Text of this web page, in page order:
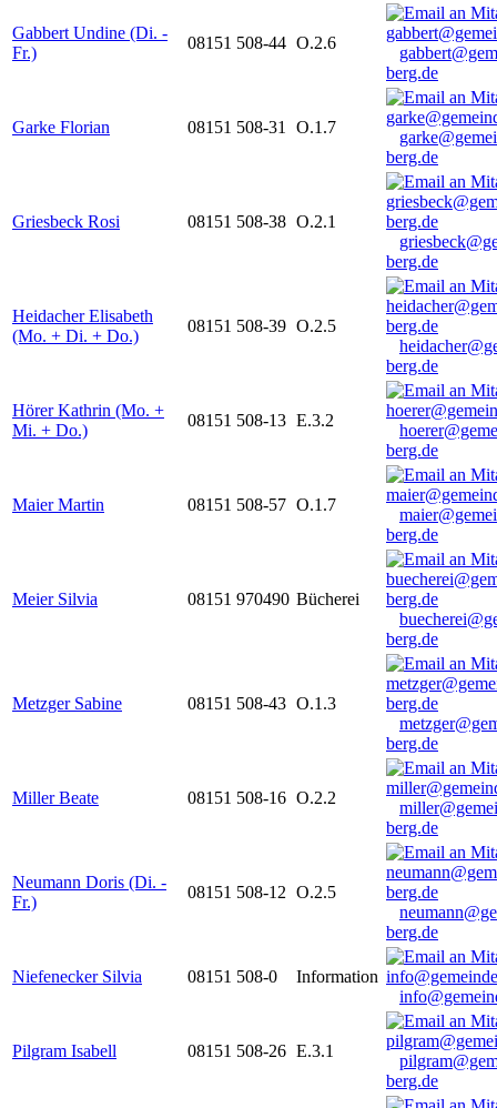
Gabbert Undine (Di. -
Fr.)
08151 508-44 O.2.6
berg.de
Garke Florian 08151 508-31 O.1.7
berg.de
Griesbeck Rosi 08151 508-38 O.2.1
berg.de
Heidacher Elisabeth
(Mo. + Di. + Do.)
08151 508-39 O.2.5
berg.de
Hörer Kathrin (Mo. +
Mi. + Do.)
08151 508-13 E.3.2
berg.de
Maier Martin 08151 508-57 O.1.7
berg.de
Meier Silvia 08151 970490 Bücherei
berg.de
Metzger Sabine 08151 508-43 O.1.3
berg.de
Miller Beate 08151 508-16 O.2.2
berg.de
Neumann Doris (Di. -
Fr.)
08151 508-12 O.2.5
berg.de
Niefenecker Silvia 08151 508-0
Information
Pilgram Isabell 08151 508-26 E.3.1
berg.de